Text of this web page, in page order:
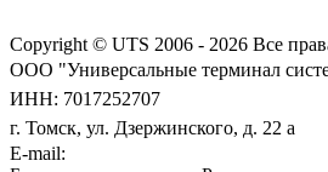
Copyright © UTS 2006 - 2026 Все
ООО "Универсальные терминал
ИНН: 7017252707
г. Томск, ул. Дзержинского, д. 22 а
E-mail: